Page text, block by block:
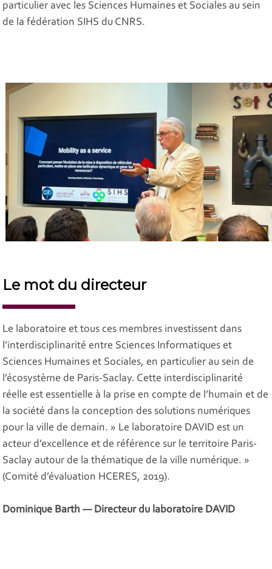
particulier avec les Sciences Humaines et Sociales au sein
de la fédération SIHS du CNRS.
Le mot du directeur
Le laboratoire et tous ces membres investissent dans
l’interdisciplinarité entre Sciences Informatiques et
Sciences Humaines et Sociales, en particulier au sein de
l’écosystème de Paris-Saclay. Cette interdisciplinarité
réelle est essentielle à la prise en compte de l’humain et de
la société dans la conception des solutions numériques
pour la ville de demain. » Le laboratoire DAVID est un
acteur d’excellence et de référence sur le territoire Paris-
Saclay autour de la thématique de la ville numérique. »
(Comité d’évaluation HCERES, 2019).
Dominique Barth — Directeur du laboratoire DAVID